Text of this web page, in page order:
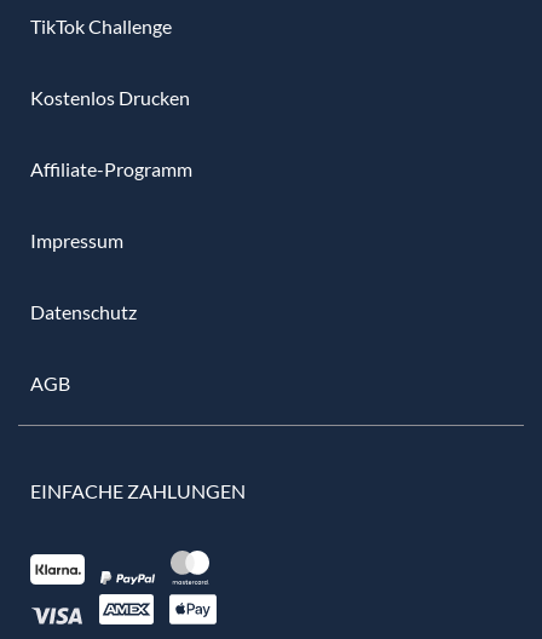
TikTok Challenge
Kostenlos Drucken
Affiliate-Programm
Impressum
Datenschutz
AGB
EINFACHE ZAHLUNGEN